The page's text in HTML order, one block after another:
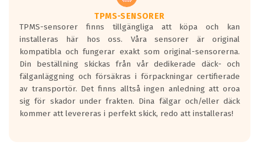
TPMS-SENSORER
TPMS-sensorer finns tillgängliga att köpa och kan
installeras här hos oss. Våra sensorer är original
kompatibla och fungerar exakt som original-sensorerna.
Din beställning skickas från vår dedikerade däck- och
fälganläggning och försäkras i förpackningar certifierade
av transportör. Det finns alltså ingen anledning att oroa
sig för skador under frakten. Dina fälgar och/eller däck
kommer att levereras i perfekt skick, redo att installeras!